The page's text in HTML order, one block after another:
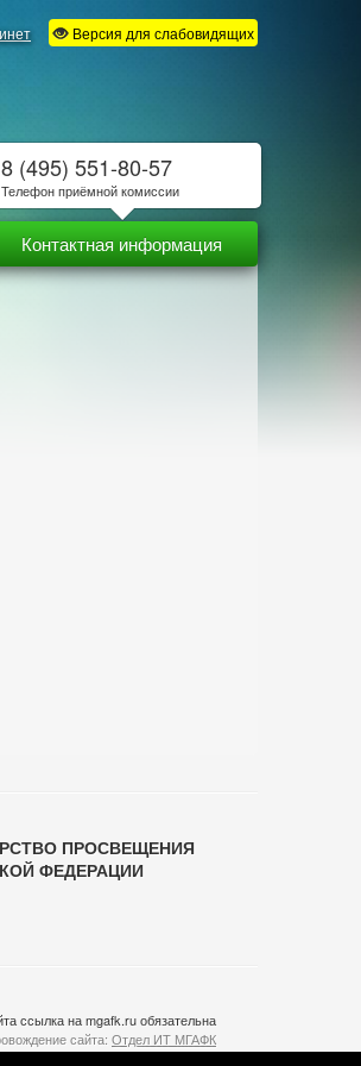
Версия для слабовидящих
Контактная информация
ПРОСВЕЩЕНИЯ
ФЕДЕРАЦИИ
ссылка на mgafk.ru обязательна
сайта: Отдел ИТ МГАФК
контентом:temeshov.ru
8 (495) 551-80-57
Телефон приёмной комиссии